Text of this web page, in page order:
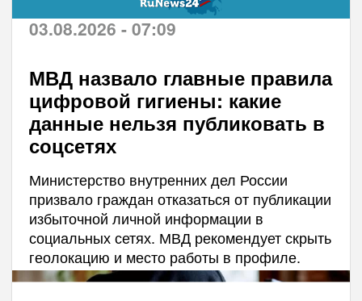
03.08.2026 - 07:09
МВД назвало главные правила
цифровой гигиены: какие
данные нельзя публиковать в
соцсетях
Министерство внутренних дел России
призвало граждан отказаться от публикации
избыточной личной информации в
социальных сетях. МВД рекомендует скрыть
геолокацию и место работы в профиле.